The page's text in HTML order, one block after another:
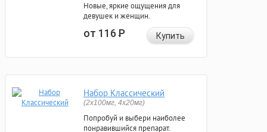
Новые, яркие ощущения для
девушек и женщин.
от 116Р Купить
Набор Классический
(2x100мг, 4x20мг)
Попробуй и выбери наиболее
понравившийся препарат.